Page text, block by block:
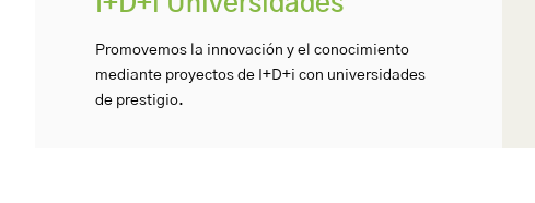
Promovemos la innovación y el conocimiento
mediante proyectos de I+D+i con universidades
de prestigio.